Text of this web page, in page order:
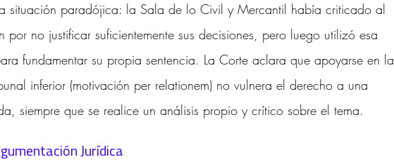
situación paradójica: la Sala de lo Civil y Mercantil había criticado al
por no justificar suficientemente sus decisiones, pero luego utilizó esa
fundamentar su propia sentencia. La Corte aclara que apoyarse en la
inferior (motivación per relationem) no vulnera el derecho a una
siempre que se realice un análisis propio y crítico sobre el tema.
Jurídica